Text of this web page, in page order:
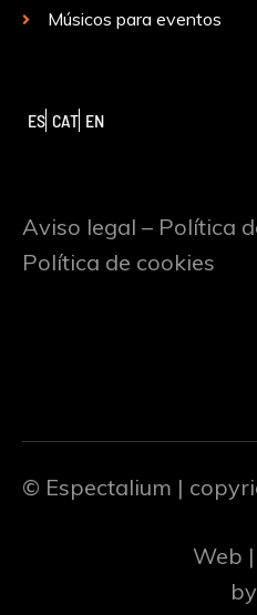
Músicos para eventos
ES CAT EN
Aviso legal – Política
Política de cookies
© Espectalium |
Web |
by